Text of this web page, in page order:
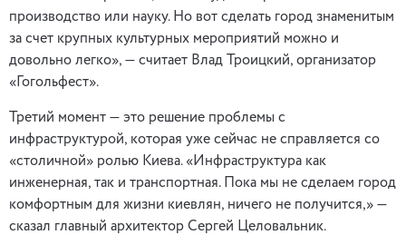
производство или науку. Но вот сделать город знаменитым
за счет крупных культурных мероприятий можно и
довольно легко», — считает Влад Троицкий, организатор
«Гогольфест».
Третий момент — это решение проблемы с
инфраструктурой, которая уже сейчас не справляется со
«столичной» ролью Киева. «Инфраструктура как
инженерная, так и транспортная. Пока мы не сделаем город
комфортным для жизни киевлян, ничего не получится,» —
сказал главный архитектор Сергей Целовальник.